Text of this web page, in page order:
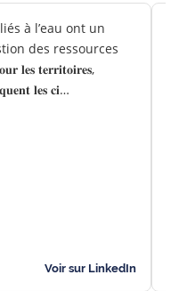
à l’eau ont un
des ressources
𝐭𝐞𝐫𝐫𝐢𝐭𝐨𝐢𝐫𝐞𝐬,
𝐥𝐞𝐬 𝐜𝐢…
Voir sur LinkedIn